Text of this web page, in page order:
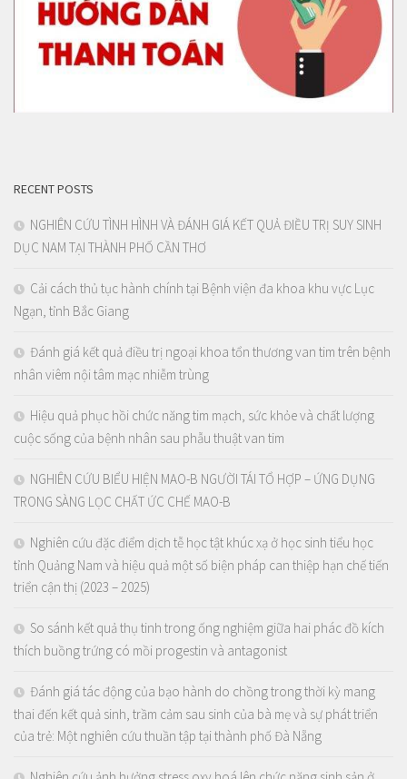
RECENT POSTS
NGHIÊN CỨU TÌNH HÌNH VÀ ĐÁNH GIÁ KẾT QUẢ ĐIỀU TRỊ SUY SINH
DỤC NAM TẠI THÀNH PHỐ CẦN THƠ
Cải cách thủ tục hành chính tại Bệnh viện đa khoa khu vực Lục
Ngạn, tỉnh Bắc Giang
Đánh giá kết quả điều trị ngoại khoa tổn thương van tim trên bệnh
nhân viêm nội tâm mạc nhiễm trùng
Hiệu quả phục hồi chức năng tim mạch, sức khỏe và chất lượng
cuộc sống của bệnh nhân sau phẫu thuật van tim
NGHIÊN CỨU BIỂU HIỆN MAO-B NGƯỜI TÁI TỔ HỢP – ỨNG DỤNG
TRONG SÀNG LỌC CHẤT ỨC CHẾ MAO-B
Nghiên cứu đặc điểm dịch tễ học tật khúc xạ ở học sinh tiểu học
tỉnh Quảng Nam và hiệu quả một số biện pháp can thiệp hạn chế tiến
triển cận thị (2023 – 2025)
So sánh kết quả thụ tinh trong ống nghiệm giữa hai phác đồ kích
thích buồng trứng có mồi progestin và antagonist
Đánh giá tác động của bạo hành do chồng trong thời kỳ mang
thai đến kết quả sinh, trầm cảm sau sinh của bà mẹ và sự phát triển
của trẻ: Một nghiên cứu thuần tập tại thành phố Đà Nẵng